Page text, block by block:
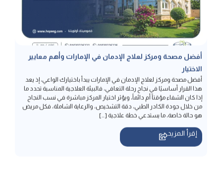
أفضل مصحة ومركز لعلاج الإدمان في الإمارات وأهم معايير
الاختيار
أفضل مصحة ومركز لعلاج الإدمان في الإمارات يبدأ باختيارك الواعي، إذ يعد
هذا القرار أساسيًا في نجاح رحلة التعافي، فالبيئة العلاجية المناسبة تحدد ما
إذا كان الشفاء مؤقتاً أم دائماً، ويؤثر اختيار المركز مباشرة في نسب النجاح
من خلال جودة الكادر الطبي، دقة التشخيص، والرعاية الشاملة، فكل مريض
هو حالة خاصة، ما يستدعي خطة علاجية […]
إقرأ المزيد